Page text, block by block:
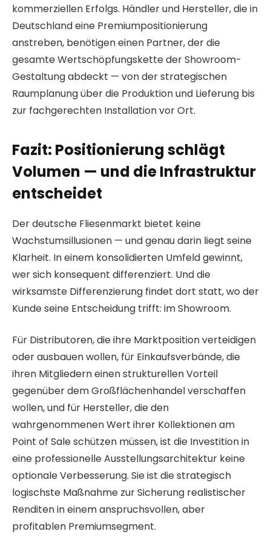
kommerziellen Erfolgs. Händler und Hersteller, die in
Deutschland eine Premiumpositionierung
anstreben, benötigen einen Partner, der die
gesamte Wertschöpfungskette der Showroom-
Gestaltung abdeckt — von der strategischen
Raumplanung über die Produktion und Lieferung bis
zur fachgerechten Installation vor Ort.
Fazit: Positionierung schlägt
Volumen — und die Infrastruktur
entscheidet
Der deutsche Fliesenmarkt bietet keine
Wachstumsillusionen — und genau darin liegt seine
Klarheit. In einem konsolidierten Umfeld gewinnt,
wer sich konsequent differenziert. Und die
wirksamste Differenzierung findet dort statt, wo der
Kunde seine Entscheidung trifft: im Showroom.
Für Distributoren, die ihre Marktposition verteidigen
oder ausbauen wollen, für Einkaufsverbände, die
ihren Mitgliedern einen strukturellen Vorteil
gegenüber dem Großflächenhandel verschaffen
wollen, und für Hersteller, die den
wahrgenommenen Wert ihrer Kollektionen am
Point of Sale schützen müssen, ist die Investition in
eine professionelle Ausstellungsarchitektur keine
optionale Verbesserung. Sie ist die strategisch
logischste Maßnahme zur Sicherung realistischer
Renditen in einem anspruchsvollen, aber
profitablen Premiumsegment.